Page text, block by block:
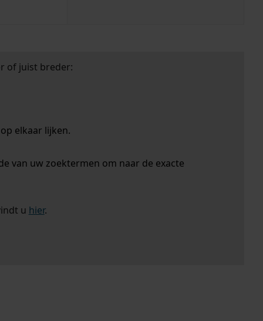
of juist breder:
elkaar lijken.
van uw zoektermen om naar de exacte
u hier.